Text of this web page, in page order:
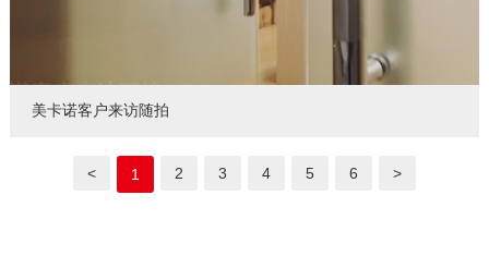
美卡诺客户来访随拍
< 1 2 3 4 5 6 >